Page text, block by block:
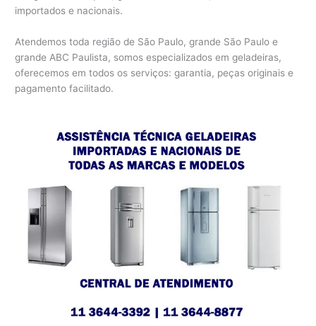
importados e nacionais.
Atendemos toda região de São Paulo, grande São Paulo e
grande ABC Paulista, somos especializados em geladeiras,
oferecemos em todos os serviços: garantia, peças originais e
pagamento facilitado.